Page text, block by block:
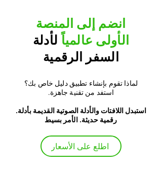
انضم إلى المنصة
الأولى عالمياً لأدلة
السفر الرقمية
لماذا تقوم بإنشاء تطبيق دليل خاص بك؟
.استفد من تقنية جاهزة
.استبدل اللافتات والأدلة الصوتية القديمة بأدلة
رقمية حديثة. الأمر بسيط
اطلع على الأسعار